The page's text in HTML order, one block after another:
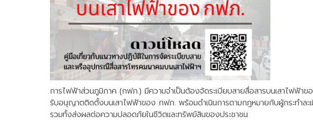
การไฟฟ้าส่วนภูมิภาค (กฟภ.) มีความจำเป็นต้องจัดระเบียบสายสื่อสารบนเสาไฟฟ้
รับอนุญาตติดตั้งบนเสาไฟฟ้าของ กฟภ. พร้อมดำเนินการตามกฎหมายกับผู้กระทำล
รวมทั้งส่งผลต่อความปลอดภัยในชีวิตและทรัพย์สินของประชาชน